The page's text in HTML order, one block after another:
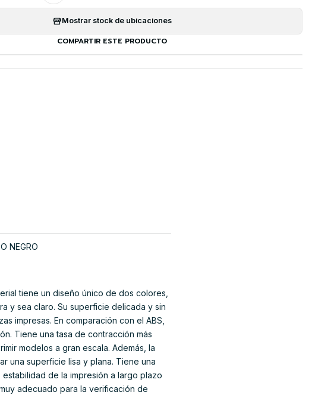
Mostrar stock de ubicaciones
COMPARTIR ESTE PRODUCTO
NEGRO
tiene un diseño único de dos colores,
y sea claro. Su superficie delicada y sin
impresas. En comparación con el ABS,
Tiene una tasa de contracción más
modelos a gran escala. Además, la
una superficie lisa y plana. Tiene una
de la impresión a largo plazo
adecuado para la verificación de